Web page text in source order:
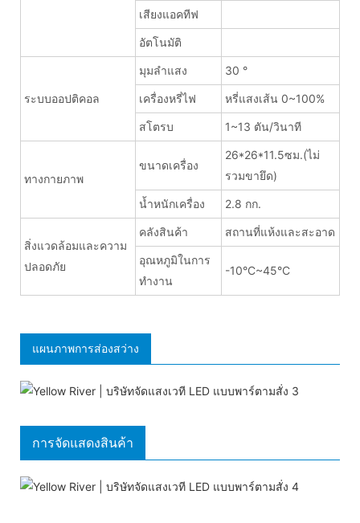
เสียงแอคทีฟ
อัตโนมัติ
ระบบออปติคอล
มุมลำแสง 30 °
เครื่องหรี่ไฟ หรี่แสงเส้น 0~100%
สโตรบ 1~13 ตัน/วินาที
ทางกายภาพ
ขนาดเครื่อง
26*26*11.5ซม.(ไม่
รวมขายึด)
น้ำหนักเครื่อง 2.8 กก.
สิ่งแวดล้อมและความ
ปลอดภัย
คลังสินค้า สถานที่แห้งและสะอาด
อุณหภูมิในการ
ทำงาน
-10°C~45°C
แผนภาพการส่องสว่าง
การจัดแสดงสินค้า